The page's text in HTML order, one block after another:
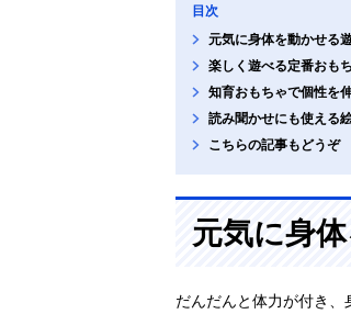
目次
元気に身体を動かせる
楽しく遊べる定番おも
知育おもちゃで個性を
読み聞かせにも使える
こちらの記事もどうぞ
元気に身
だんだんと体力が付き、